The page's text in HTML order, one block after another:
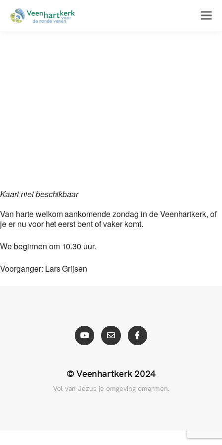
Kaart niet beschikbaar
Van harte welkom aankomende zondag in de Veenhartkerk, of
je er nu voor het eerst bent of vaker komt.
We beginnen om 10.30 uur.
Voorganger: Lars Grijsen
© Veenhartkerk 2024
Vol van Jezus je omgeving omarmen.